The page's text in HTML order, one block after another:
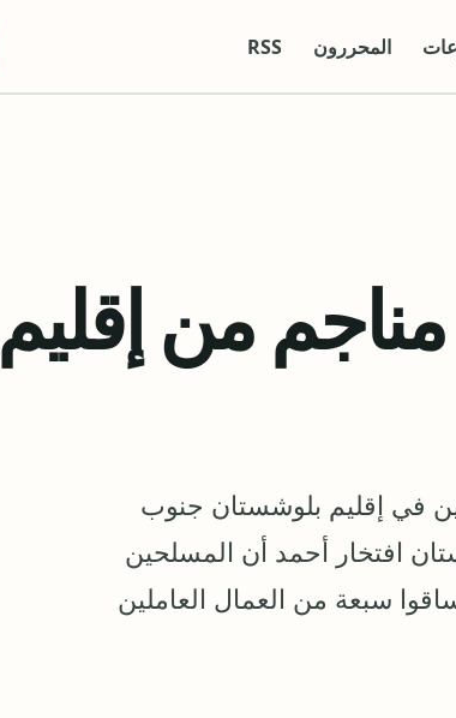
المحررون RSS
من إقليم
في إقليم بلوشستان جنوب
افتخار أحمد أن المسلحين
سبعة من العمال العاملين